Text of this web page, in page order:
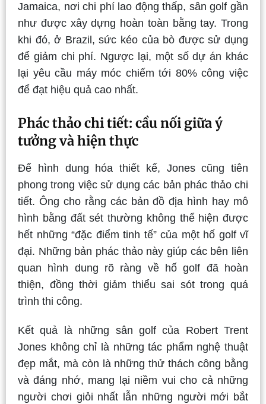
Jamaica, nơi chi phí lao động thấp, sân golf gần
như được xây dựng hoàn toàn bằng tay. Trong
khi đó, ở Brazil, sức kéo của bò được sử dụng
để giảm chi phí. Ngược lại, một số dự án khác
lại yêu cầu máy móc chiếm tới 80% công việc
để đạt hiệu quả cao nhất.
Phác thảo chi tiết: cầu nối giữa ý
tưởng và hiện thực
Để hình dung hóa thiết kế, Jones cũng tiên
phong trong việc sử dụng các bản phác thảo chi
tiết. Ông cho rằng các bản đồ địa hình hay mô
hình bằng đất sét thường không thể hiện được
hết những “đặc điểm tinh tế” của một hố golf vĩ
đại. Những bản phác thảo này giúp các bên liên
quan hình dung rõ ràng về hố golf đã hoàn
thiện, đồng thời giảm thiểu sai sót trong quá
trình thi công.
Kết quả là những sân golf của Robert Trent
Jones không chỉ là những tác phẩm nghệ thuật
đẹp mắt, mà còn là những thử thách công bằng
và đáng nhớ, mang lại niềm vui cho cả những
người chơi giỏi nhất lẫn những người mới bắt